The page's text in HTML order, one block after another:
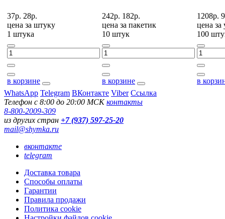
37р. 28р.
цена за штуку
1 штука
в корзине
242р. 182р.
цена за пакетик
10 штук
в корзине
1208р.
цена за
100
в
WhatsApp Telegram ВКонтакте Viber Ссылка
Телефон с 8:00 до 20:00 МСКконтакты
8-800-2009-309
из других стран +7 (937) 597-25-20
mail@shymka.ru
вконтакте
telegram
Доставка товара
Способы оплаты
Гарантии
Правила продажи
Политика cookie